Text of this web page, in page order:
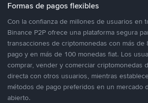
Formas de pagos flexibles
Con la confianza de millones de usuarios en
Binance P2P ofrece una plataforma segura
transacciones de criptomonedas con más de
pago y en más de 100 monedas fiat. Los
comprar, vender y comerciar criptomonedas
directa con otros usuarios, mientras
métodos de pago preferidos en un mercado
abierto.